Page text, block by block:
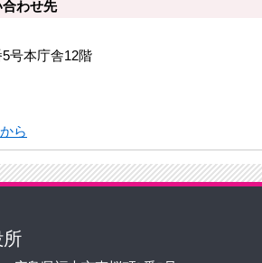
わせ先
号本庁舎12階
ら
所